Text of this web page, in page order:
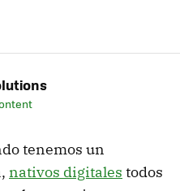
tenemos un
nativos digitales todos